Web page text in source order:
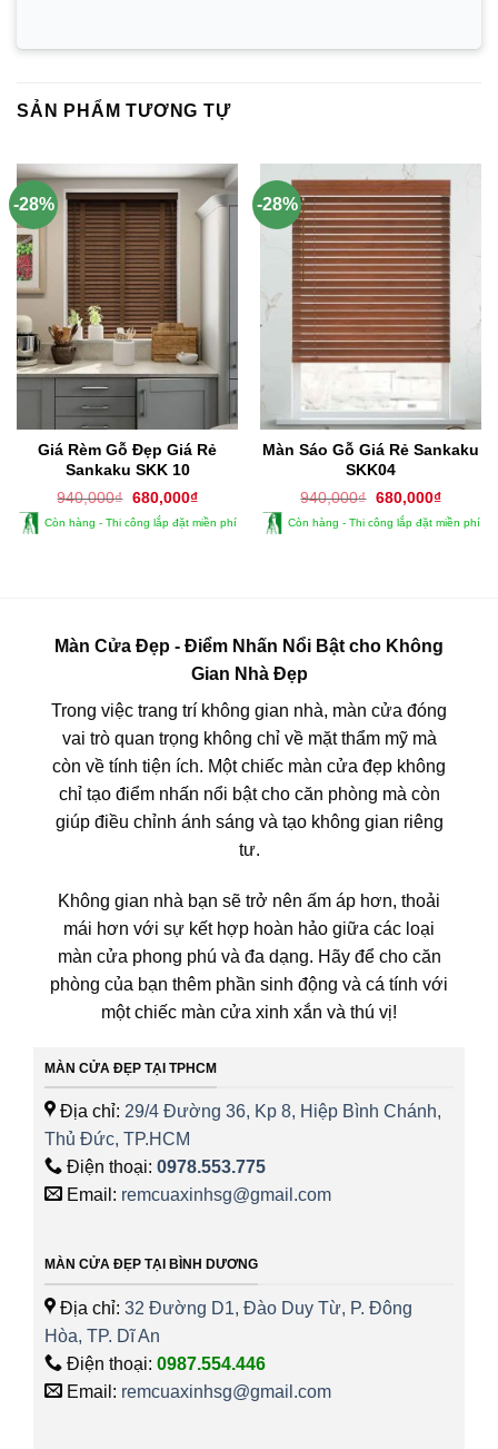
SẢN PHẨM TƯƠNG TỰ
-28%
Giá Rèm Gỗ Đẹp Giá Rẻ
Sankaku SKK 10
940,000₫ Giá
là:
680,000₫Giá
tại
Còn hàng - Thi công lắp đặt miền phí
-28%
Màn Sáo Gỗ Giá Rẻ Sankaku
SKK04
940,000₫ Giá
là:
680,000₫Giá
tại
Còn hàng - Thi công lắp đặt miền phí
Màn Cửa Đẹp - Điểm Nhấn Nổi Bật cho Không
Gian Nhà Đẹp
Trong việc trang trí không gian nhà, màn cửa đóng
vai trò quan trọng không chỉ về mặt thẩm mỹ mà
còn về tính tiện ích. Một chiếc màn cửa đẹp không
chỉ tạo điểm nhấn nổi bật cho căn phòng mà còn
giúp điều chỉnh ánh sáng và tạo không gian riêng
tư.
Không gian nhà bạn sẽ trở nên ấm áp hơn, thoải
mái hơn với sự kết hợp hoàn hảo giữa các loại
màn cửa phong phú và đa dạng. Hãy để cho căn
phòng của bạn thêm phần sinh động và cá tính với
một chiếc màn cửa xinh xắn và thú vị!
MÀN CỬA ĐẸP TẠI TPHCM
Địa chỉ: 29/4 Đường 36, Kp 8, Hiệp Bình Chánh,
Thủ Đức, TP.HCM
Điện thoại: 0978.553.775
Email: remcuaxinhsg@gmail.com
MÀN CỬA ĐẸP TẠI BÌNH DƯƠNG
Địa chỉ: 32 Đường D1, Đào Duy Từ, P. Đông
Hòa, TP. Dĩ An
Điện thoại: 0987.554.446
Email: remcuaxinhsg@gmail.com